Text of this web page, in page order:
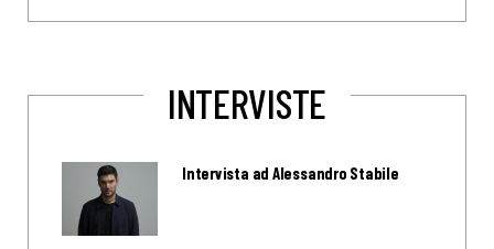
INTERVISTE
Intervista ad Alessandro Stabile